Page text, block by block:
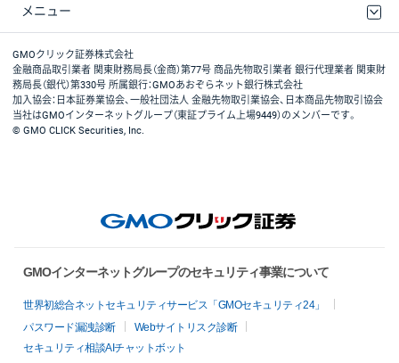
メニュー
取引規程・約款
最良執行方針
ディスクレイマー
リスク説明
GMOクリック証券ホームページ
GMOクリック証券株式会社
金融商品取引業者 関東財務局長（金商）第77号 商品先物取引業者 銀行代理業者 関東財
務局長（銀代）第330号 所属銀行：GMOあおぞらネット銀行株式会社
加入協会：日本証券業協会、一般社団法人 金融先物取引業協会、日本商品先物取引協会
当社はGMOインターネットグループ（東証プライム上場9449）のメンバーです。
© GMO CLICK Securities, Inc.
GMOインターネットグループのセキュリティ事業について
世界初総合ネットセキュリティサービス「GMOセキュリティ24」
パスワード漏洩診断
Webサイトリスク診断
セキュリティ相談AIチャットボット